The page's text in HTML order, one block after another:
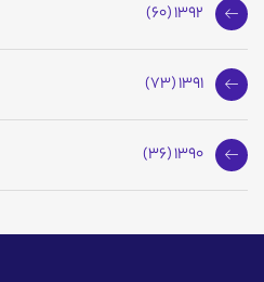
1392 (60)
1391 (73)
1390 (36)